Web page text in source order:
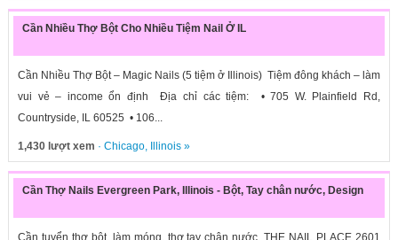
Cần Nhiều Thợ Bột Cho Nhiều Tiệm Nail Ở IL
Cần Nhiều Thợ Bột – Magic Nails (5 tiệm ở Illinois) Tiệm đông khách – làm
vui vẻ – income ổn định Địa chỉ các tiệm: • 705 W. Plainfield Rd,
Countryside, IL 60525 • 106...
1,430 lượt xem · Chicago, Illinois»
Cần Thợ Nails Evergreen Park, Illinois - Bột, Tay chân nước, Design
Cần tuyển thợ bột, làm móng, thợ tay chân nước. THE NAIL PLACE 2601